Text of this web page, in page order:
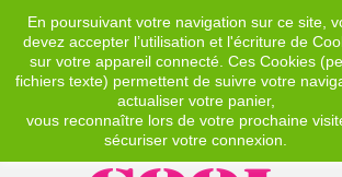
En poursuivant votre navigation sur ce site,
devez accepter l’utilisation et l'écriture de
sur votre appareil connecté. Ces Cookies
fichiers texte) permettent de suivre votre
actualiser votre panier,
vous reconnaître lors de votre prochaine
sécuriser votre connexion.
EUR